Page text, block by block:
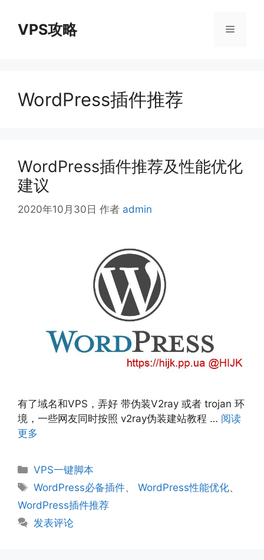
VPS攻略 菜
WordPress插件推荐
WordPress插件推荐及性能优化
建议
2020年10月30日 作者 admin
有了域名和VPS，弄好 带伪装V2ray 或者 trojan 环
境，一些网友同时按照 v2ray伪装建站教程 … 阅读
更多
分
类
VPS一键脚本
标
签
WordPress必备插件、WordPress性能优化、
WordPress插件推荐
发表评论